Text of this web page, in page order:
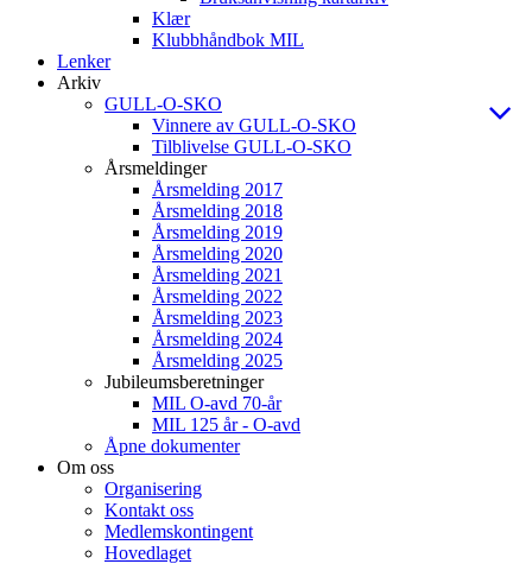
Klær
Klubbhåndbok MIL
Lenker
Arkiv
GULL-O-SKO
Vinnere av GULL-O-SKO
Tilblivelse GULL-O-SKO
Årsmeldinger
Årsmelding 2017
Årsmelding 2018
Årsmelding 2019
Årsmelding 2020
Årsmelding 2021
Årsmelding 2022
Årsmelding 2023
Årsmelding 2024
Årsmelding 2025
Jubileumsberetninger
MIL O-avd 70-år
MIL 125 år - O-avd
Åpne dokumenter
Om oss
Organisering
Kontakt oss
Medlemskontingent
Hovedlaget